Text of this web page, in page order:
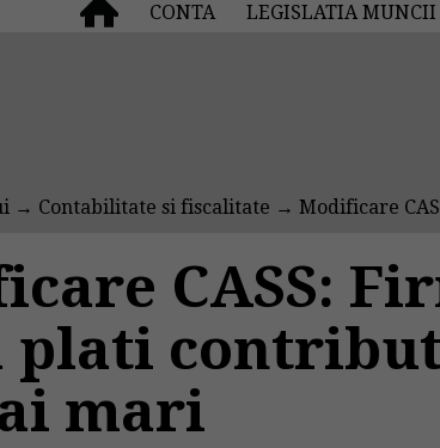
CONTA LEGISLATIA MUNCII
→ Contabilitate si fiscalitate → Modificare
CASS:
plati
mari